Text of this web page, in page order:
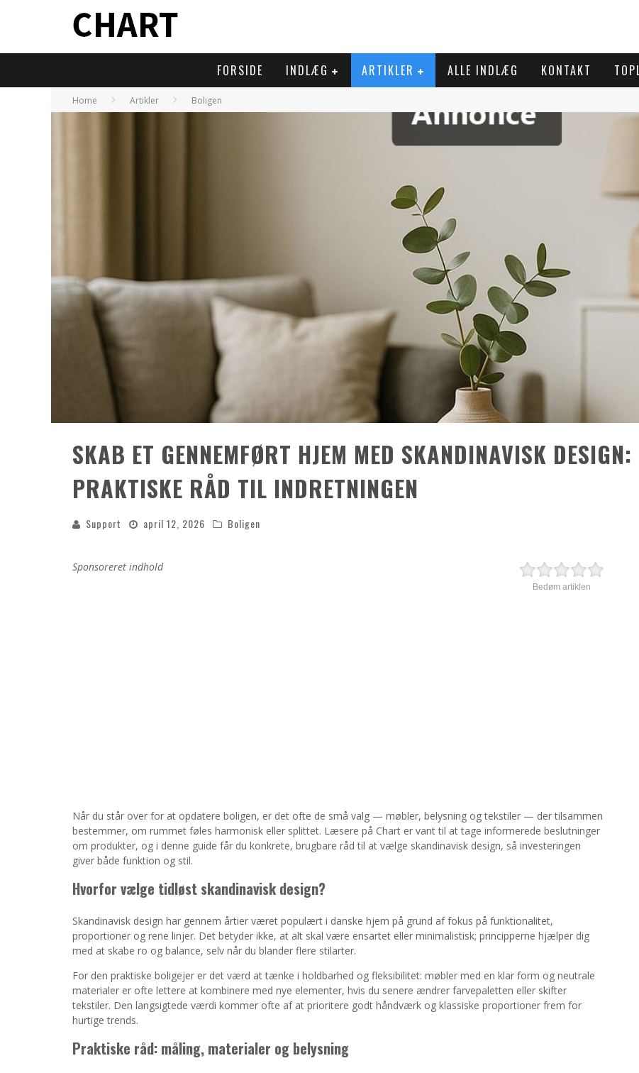
FORSIDE INDLÆG ARTIKLER ALLE INDLÆG KONTAKT
Home Artikler Boligen
SKAB ET GENNEMFØRT HJEM MED SKANDINAVISK DESIGN:
PRAKTISKE RÅD TIL INDRETNINGEN
Support april 12, 2026 Boligen
Bedøm artiklen
Sponsoreret indhold
Når du står over for at opdatere boligen, er det ofte de små valg — møbler, belysning og tekstiler — der tilsammen
bestemmer, om rummet føles harmonisk eller splittet. Læsere på Chart er vant til at tage informerede beslutninger
om produkter, og i denne guide får du konkrete, brugbare råd til at vælge skandinavisk design, så investeringen
giver både funktion og stil.
Hvorfor vælge tidløst skandinavisk design?
Skandinavisk design har gennem årtier været populært i danske hjem på grund af fokus på funktionalitet,
proportioner og rene linjer. Det betyder ikke, at alt skal være ensartet eller minimalistisk; principperne hjælper dig
med at skabe ro og balance, selv når du blander flere stilarter.
For den praktiske boligejer er det værd at tænke i holdbarhed og fleksibilitet: møbler med en klar form og neutrale
materialer er ofte lettere at kombinere med nye elementer, hvis du senere ændrer farvepaletten eller skifter
tekstiler. Den langsigtede værdi kommer ofte af at prioritere godt håndværk og klassiske proportioner frem for
hurtige trends.
Praktiske råd: måling, materialer og belysning